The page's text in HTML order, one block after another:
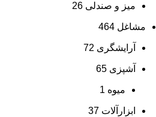
میز و صندلی 26
مشاغل 464
آرایشگری 72
آشپزی 65
میوه 1
ابزارآلات 37